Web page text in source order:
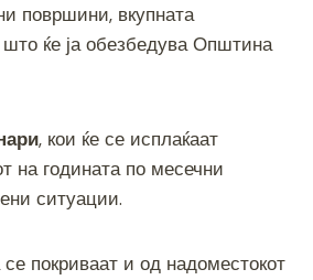
површини, вкупната
ќе ја обезбедува Општина
, кои ќе се исплаќаат
на годината по месечни
ситуации.
покриваат и од надоместокот